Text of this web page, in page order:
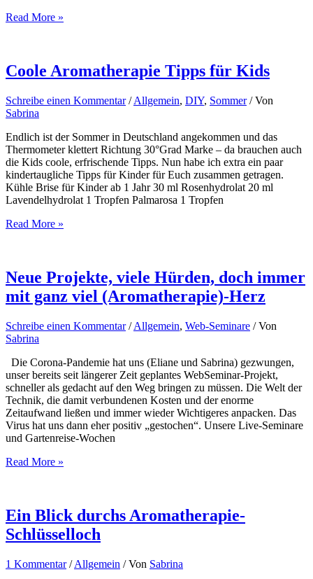
ADHS
als
wertvolle
1
Read More »
Coole Aromatherapie Tipps für Kids
Schreibe einen Kommentar /Allgemein, DIY, Sommer/ Von
Sabrina
Endlich ist der Sommer in Deutschland angekommen und das
Thermometer klettert Richtung 30°Grad Marke – da brauchen auch
die Kids coole, erfrischende Tipps. Nun habe ich extra ein paar
kindertaugliche Tipps für Kinder für Euch zusammen getragen.
Kühle Brise für Kinder ab 1 Jahr 30 ml Rosenhydrolat 20 ml
Lavendelhydrolat 1 Tropfen Palmarosa 1 Tropfen
Coole
Kids
Read More »
Neue Projekte, viele Hürden, doch immer
mit ganz viel (Aromatherapie)-Herz
Schreibe einen Kommentar /Allgemein, Web-Seminare / Von
Sabrina
Die Corona-Pandemie hat uns (Eliane und Sabrina) gezwungen,
unser bereits seit längerer Zeit geplantes WebSeminar-Projekt,
schneller als gedacht auf den Weg bringen zu müssen. Die Welt der
Technik, die damit verbundenen Kosten und der enorme
Zeitaufwand ließen und immer wieder Wichtigeres anpacken. Das
Virus hat uns dann eher positiv „gestochen“. Unsere Live-Seminare
und Gartenreise-Wochen
Neue
doch
immer
mit
viel
Read More »
Ein Blick durchs Aromatherapie-
Schlüsselloch
1 Kommentar /Allgemein / Von Sabrina